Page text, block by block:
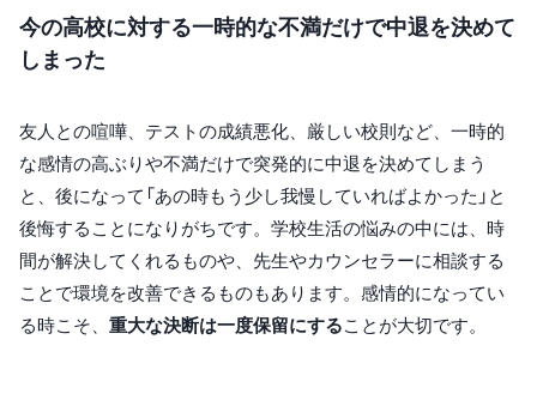
今の高校に対する一時的な不満だけで中退を決めて
しまった
友人との喧嘩、テストの成績悪化、厳しい校則など、一時的
な感情の高ぶりや不満だけで突発的に中退を決めてしまう
と、後になって「あの時もう少し我慢していればよかった」と
後悔することになりがちです。学校生活の悩みの中には、時
間が解決してくれるものや、先生やカウンセラーに相談する
ことで環境を改善できるものもあります。感情的になってい
る時こそ、 重大な決断は一度保留にすることが大切です。